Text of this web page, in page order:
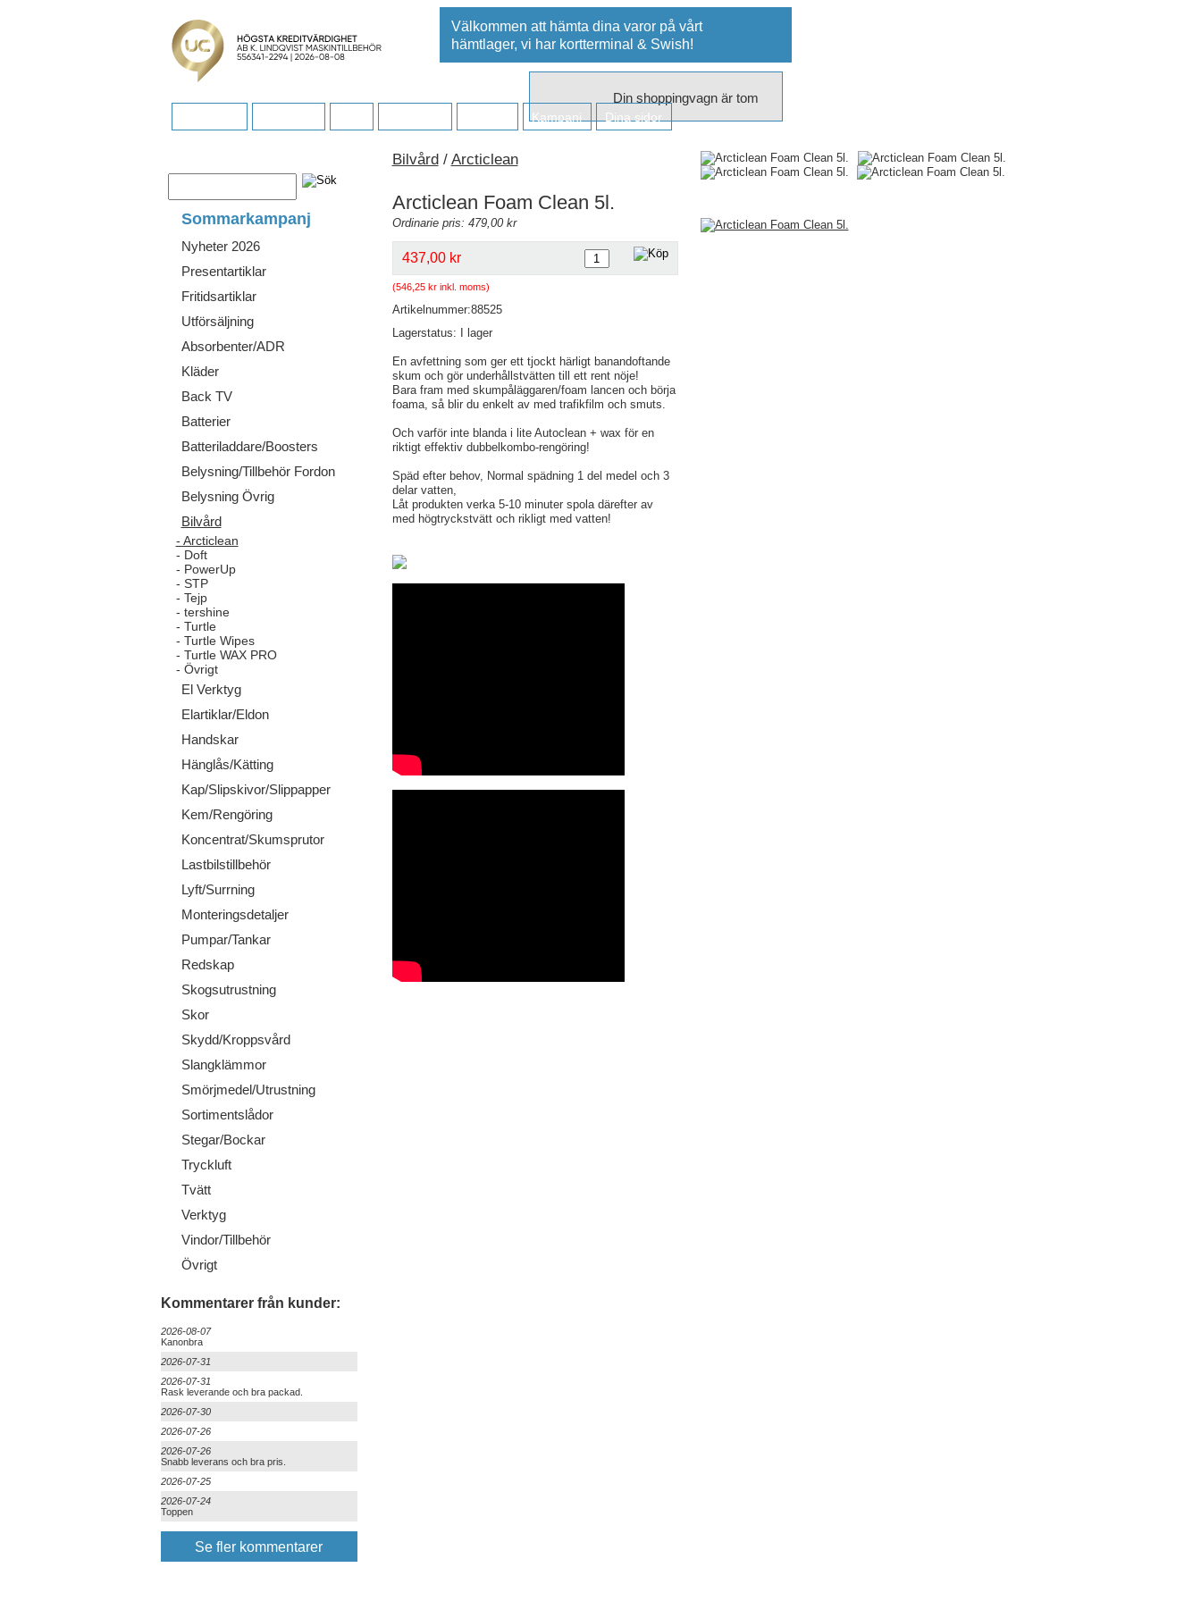
Kampanj Dina sidor
Välkommen att hämta dina varor på vårt
hämtlager, vi har kortterminal & Swish!
Din shoppingvagn är tom
Sommarkampanj
Nyheter 2026
Presentartiklar
Fritidsartiklar
Utförsäljning
Absorbenter/ADR
Kläder
Back TV
Batterier
Batteriladdare/Boosters
Belysning/Tillbehör Fordon
Belysning Övrig
Bilvård
- Arcticlean
- Doft
- PowerUp
- STP
- Tejp
- tershine
- Turtle
- Turtle Wipes
- Turtle WAX PRO
- Övrigt
El Verktyg
Elartiklar/Eldon
Handskar
Hänglås/Kätting
Kap/Slipskivor/Slippapper
Kem/Rengöring
Koncentrat/Skumsprutor
Lastbilstillbehör
Lyft/Surrning
Monteringsdetaljer
Pumpar/Tankar
Redskap
Skogsutrustning
Skor
Skydd/Kroppsvård
Slangklämmor
Smörjmedel/Utrustning
Sortimentslådor
Stegar/Bockar
Tryckluft
Tvätt
Verktyg
Vindor/Tillbehör
Övrigt
Kommentarer från kunder:
2026-08-07
Kanonbra
2026-07-31
2026-07-31
Rask leverande och bra packad.
2026-07-30
2026-07-26
2026-07-26
Snabb leverans och bra pris.
2026-07-25
2026-07-24
Toppen
Se fler kommentarer
Bilvård/ Arcticlean
Arcticlean Foam Clean 5l.
Ordinarie pris: 479,00 kr
437,00 kr
(546,25 kr inkl. moms)
Artikelnummer:88525
Lagerstatus: I lager
En avfettning som ger ett tjockt härligt banandoftande
skum och gör underhållstvätten till ett rent nöje!
Bara fram med skumpåläggaren/foam lancen och börja
foama, så blir du enkelt av med trafikfilm och smuts.
Och varför inte blanda i lite Autoclean + wax för en
riktigt effektiv dubbelkombo-rengöring!
Späd efter behov, Normal spädning 1 del medel och 3
delar vatten,
Låt produkten verka 5-10 minuter spola därefter av
med högtryckstvätt och rikligt med vatten!